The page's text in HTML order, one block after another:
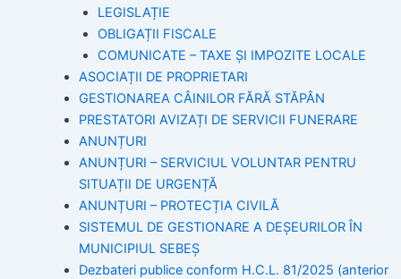
LEGISLAȚIE
OBLIGAȚII FISCALE
COMUNICATE – TAXE ȘI IMPOZITE LOCALE
ASOCIAȚII DE PROPRIETARI
GESTIONAREA CÂINILOR FĂRĂ STĂPÂN
PRESTATORI AVIZAȚI DE SERVICII FUNERARE
ANUNȚURI
ANUNȚURI – SERVICIUL VOLUNTAR PENTRU
SITUAȚII DE URGENȚĂ
ANUNȚURI – PROTECȚIA CIVILĂ
SISTEMUL DE GESTIONARE A DEȘEURILOR ÎN
MUNICIPIUL SEBEȘ
Dezbateri publice conform H.C.L. 81/2025 (anterior